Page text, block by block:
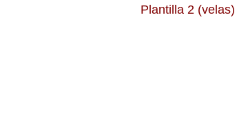
Plantilla 2